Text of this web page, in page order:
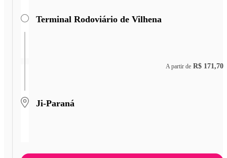
Terminal Rodoviário de Vilhena
Ji-Paraná
A partir de R$ 171,70